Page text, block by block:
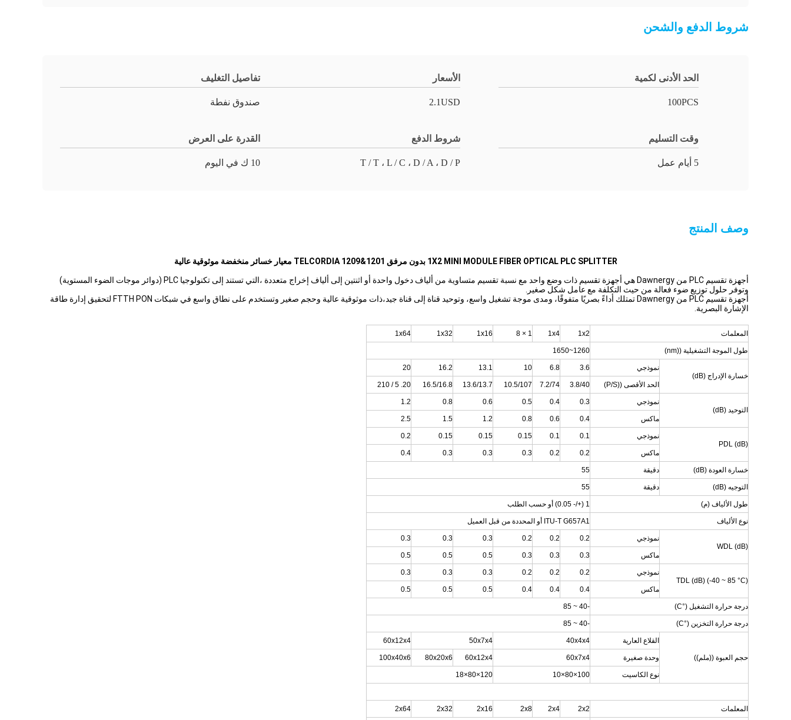
شروط الدفع والشحن
الحد الأدنى لكمية
100PCS
الأسعار
2.1USD
تفاصيل التغليف
صندوق نفطة
وقت التسليم
5 أيام عمل
شروط الدفع
T / T ، L / C ، D / A ، D / P
القدرة على العرض
10 ك في اليوم
وصف المنتج
1X2 MINI MODULE FIBER OPTICAL PLC SPLITTER بدون مرفق TELCORDIA 1209&1201 معيار خسائر منخفضة موثوقية عالية
أجهزة تقسيم PLC من Dawnergy هي أجهزة تقسيم ذات وضع واحد مع نسبة تقسيم متساوية من ألياف دخول واحدة أو اثنتين إلى ألياف إخراج متعددة ،التي تستند إلى تكنولوجيا PLC (دوائر موجات الضوء المستوية)
وتوفر حلول توزيع ضوء فعالة من حيث التكلفة مع عامل شكل صغير.
أجهزة تقسيم PLC من Dawnergy تمتلك أداءً بصريًا متفوقًا، ومدى موجة تشغيل واسع، وتوحيد قناة إلى قناة جيد،ذات موثوقية عالية وحجم صغير وتستخدم على نطاق واسع في شبكات FTTH PON لتحقيق إدارة طاقة
الإشارة البصرية.
المعلمات 1x2
1x4
1 × 8
1x16
1x32
1x64
طول الموجة التشغيلية ((nm) 1260~1650
خسارة الإدراج (dB)
نموذجي 3.6
6.8
10
13.1
16.2
20
الحد الأقصى ((P/S) 3.8/40
7.2/74
10.5/107
13.6/13.7
16.5/16.8
20. 5 / 210
التوحيد (dB)
نموذجي 0.3
0.4
0.5
0.6
0.8
1.2
ماكس 0.4
0.6
0.8
1.2
1.5
2.5
PDL (dB)
نموذجي 0.1
0.1
0.15
0.15
0.15
0.2
ماكس 0.2
0.2
0.3
0.3
0.3
0.4
خسارة العودة (dB) دقيقة 55
التوجيه (dB) دقيقة 55
طول الألياف (م) 1 (+/- 0.05) أو حسب الطلب
نوع الألياف ITU-T G657A1 أو المحددة من قبل العميل
WDL (dB)
نموذجي 0.2
0.2
0.2
0.3
0.3
0.3
ماكس 0.3
0.3
0.3
0.5
0.5
0.5
TDL (dB) (-40 ~ 85 °C)
نموذجي 0.2
0.2
0.2
0.3
0.3
0.3
ماكس 0.4
0.4
0.4
0.5
0.5
0.5
درجة حرارة التشغيل (°C) -40 ~ 85
درجة حرارة التخزين (°C) -40 ~ 85
حجم العبوة ((ملم))
القلاع العارية 40x4x4
50x7x4
60x12x4
وحدة صغيرة 60x7x4
60x12x4
80x20x6
100x40x6
نوع الكاسيت 100×80×10
120×80×18
المعلمات 2x2
2x4
2x8
2x16
2x32
2x64